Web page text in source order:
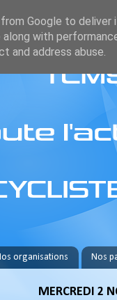
organisations Nos
MERCREDI 2
Google to deliver
along with
and address abuse.